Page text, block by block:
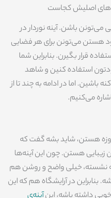
اصلیش کجاست
باشن. آینه نوردار در
هستن می‌تونن برای هر فضایی
قرار بگیرن. بنابراین شما
استفاده کنین و شاهد
باشین. اما در ادامه به چند تا از
می‌کنیم.
هستن، شاید بشه گفت که
زیبایی هستن. چون این آینه‌ها
نشسته، خیلی واضح و روشن هم
بنابراین در آرایشگاه هم که این
داشته باشه، اینآینه‌ی